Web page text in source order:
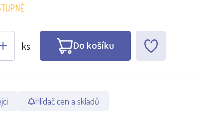
ks Do košíku
Hlídač cen a skladů